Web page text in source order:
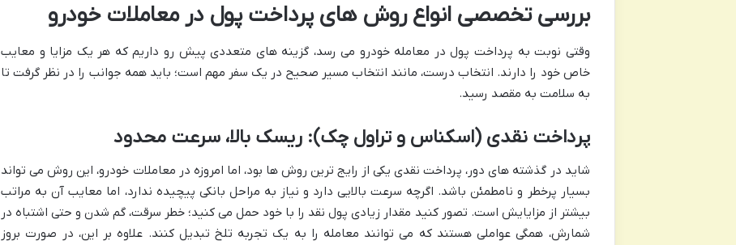
بررسی تخصصی انواع روش های پرداخت پول در معاملات خودرو
وقتی نوبت به پرداخت پول در معامله خودرو می رسد، گزینه های متعددی پیش رو داریم که هر یک مزایا و معایب
خاص خود را دارند. انتخاب درست، مانند انتخاب مسیر صحیح در یک سفر مهم است؛ باید همه جوانب را در نظر گرفت تا
به سلامت به مقصد رسید.
پرداخت نقدی (اسکناس و تراول چک): ریسک بالا، سرعت محدود
شاید در گذشته های دور، پرداخت نقدی یکی از رایج ترین روش ها بود، اما امروزه در معاملات خودرو، این روش می تواند
بسیار پرخطر و نامطمئن باشد. اگرچه سرعت بالایی دارد و نیاز به مراحل بانکی پیچیده ندارد، اما معایب آن به مراتب
بیشتر از مزایایش است. تصور کنید مقدار زیادی پول نقد را با خود حمل می کنید؛ خطر سرقت، گم شدن و حتی اشتباه در
شمارش، همگی عواملی هستند که می توانند معامله را به یک تجربه تلخ تبدیل کنند. علاوه بر این، در صورت بروز